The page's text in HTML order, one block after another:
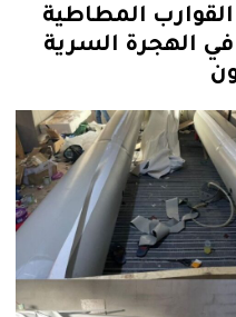
المطاطية
الهجرة السرية